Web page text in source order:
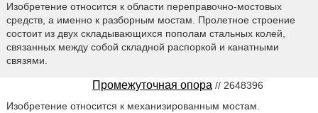
Изобретение относится к области переправочно-мостовых
средств, а именно к разборным мостам. Пролетное строение
состоит из двух складывающихся пополам стальных колей,
связанных между собой складной распоркой и канатными
связями.
Промежуточная опора // 2648396
Изобретение относится к механизированным мостам.